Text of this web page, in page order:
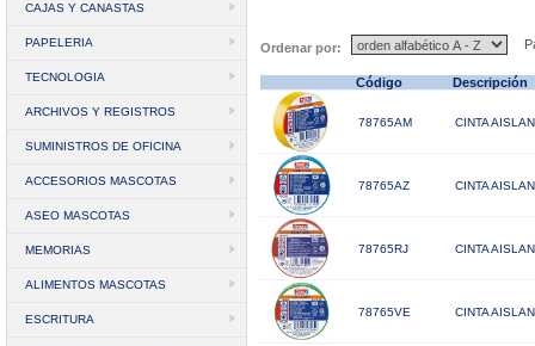
CAJAS Y CANASTAS
PAPELERIA
TECNOLOGIA
ARCHIVOS Y REGISTROS
SUMINISTROS DE OFICINA
ACCESORIOS MASCOTAS
ASEO MASCOTAS
MEMORIAS
ALIMENTOS MASCOTAS
ESCRITURA
Ordenar por:
Código Descripción
78765AM CINTA
78765AZ CINTA
78765RJ CINTA
78765VE CINTA